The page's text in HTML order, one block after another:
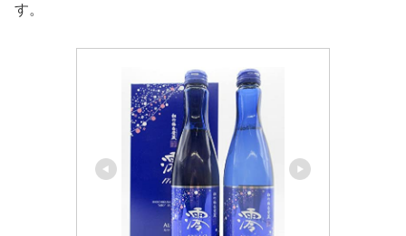
す。